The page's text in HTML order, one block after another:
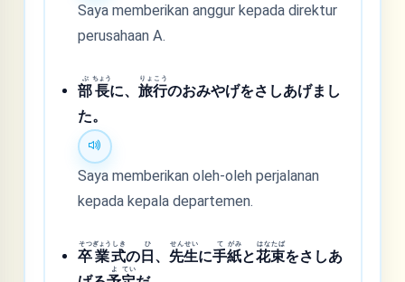
Saya memberikan anggur kepada direktur
perusahaan A.
部
ぶ
長
ちょう
に、旅
りょ
行
こう
のおみやげをさしあげまし
た。
Saya memberikan oleh-oleh perjalanan
kepada kepala departemen.
卒
そつ
業
ぎょう
式
しき
の日
ひ
、 先
せん
生
せい
に手
て
紙
がみ
と花
はな
束
たば
をさしあ
よ てい